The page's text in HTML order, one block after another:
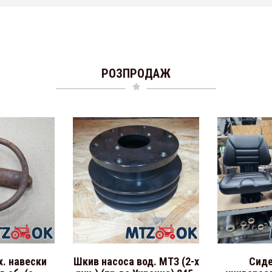
РОЗПРОДАЖ
навески
Шкив насоса вод. МТЗ (2-х